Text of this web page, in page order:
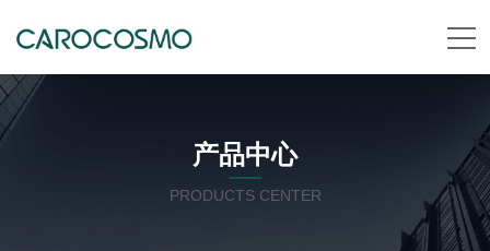
产品中心
PRODUCTS CENTER